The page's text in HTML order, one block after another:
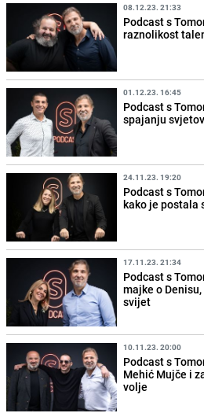
08.12.23. 21:33
Podcast s
raznolikost
01.12.23. 16:45
Podcast s
spajanju
24.11.23. 19:20
Podcast s
kako je postala
17.11.23. 21:34
Podcast s
majke o
svijet
10.11.23. 20:00
Podcast s
Mehić Mujče i
volje